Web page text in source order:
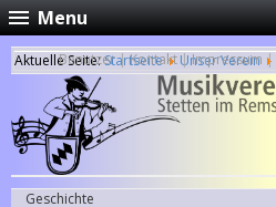
Menu
Aktuelle Seite:Startseite Unser Verein
Benutzer|Kontakt|Impressum |
Geschichte